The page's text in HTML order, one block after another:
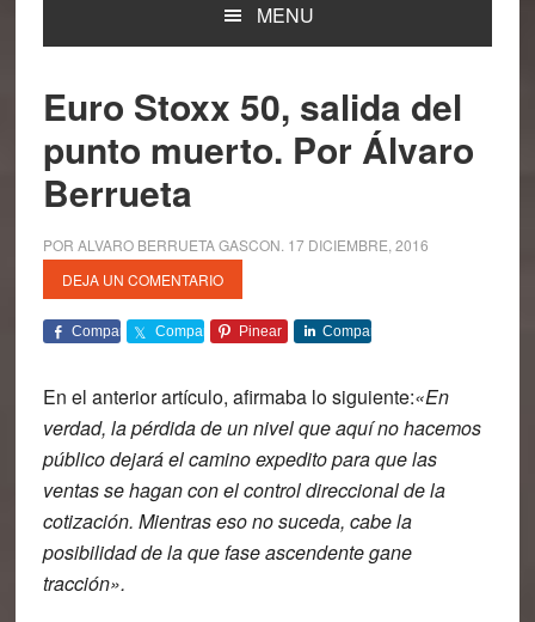
MENU
Euro Stoxx 50, salida del
punto muerto. Por Álvaro
Berrueta
POR ALVARO BERRUETA GASCON 17 DICIEMBRE, 2016
DEJA UN COMENTARIO
Comparte Comparte Pinear Comparte
En el anterior artículo, afirmaba lo siguiente:«En
verdad, la pérdida de un nivel que aquí no hacemos
público dejará el camino expedito para que las
ventas se hagan con el control direccional de la
cotización. Mientras eso no suceda, cabe la
posibilidad de la que fase ascendente gane
tracción».